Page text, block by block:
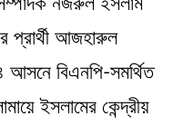
প্রার্থী আজহারুল
আসনে বিএনপি-সমর্থিত
ইসলামের কেন্দ্রীয়